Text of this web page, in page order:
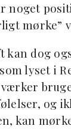
noget
mørke”
kan dog
lyset i
værker
og
kan